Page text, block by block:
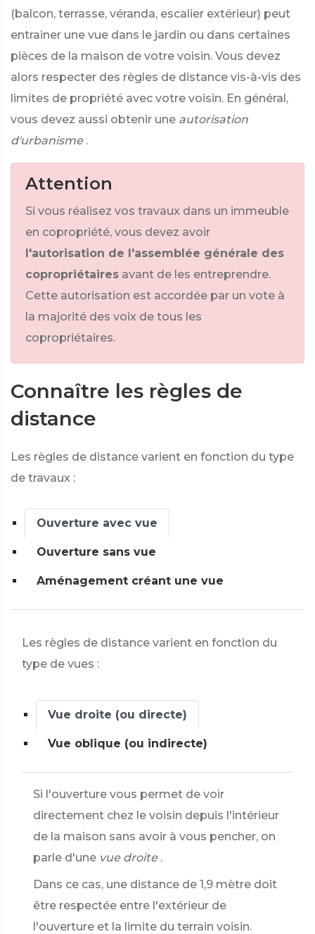
(balcon, terrasse, véranda, escalier extérieur) peut
entrainer une vue dans le jardin ou dans certaines
pièces de la maison de votre voisin. Vous devez
alors respecter des règles de distance vis-à-vis des
limites de propriété avec votre voisin. En général,
vous devez aussi obtenir une autorisation
d'urbanisme .
Attention
Si vous réalisez vos travaux dans un immeuble
en copropriété, vous devez avoir
l'autorisation de l'assemblée générale des
copropriétaires avant de les entreprendre.
Cette autorisation est accordée par un vote à
la majorité des voix de tous les
copropriétaires.
Connaître les règles de
distance
Les règles de distance varient en fonction du type
de travaux :
Ouverture avec vue
Ouverture sans vue
Aménagement créant une vue
Les règles de distance varient en fonction du
type de vues :
Vue droite (ou directe)
Vue oblique (ou indirecte)
Si l'ouverture vous permet de voir
directement chez le voisin depuis l'intérieur
de la maison sans avoir à vous pencher, on
parle d'une vue droite .
Dans ce cas, une distance de 1,9 mètre doit
être respectée entre l'extérieur de
l'ouverture et la limite du terrain voisin.